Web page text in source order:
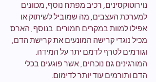
נוירוטוקסינים, רכיב מפתח נוסף, מכוונים
למערכת העצבים, מה שמוביל לשיתוק או
אפילו למוות במקרים חמורים. בנוסף, הארס
מכיל נוגדי קרישה המונעים את קרישת הדם,
וגורמים לטרף לדמם יתר על המידה.
המורגינים גם נוכחים, אשר פוגעים בכלי
הדם ותורמים עוד יותר לדימום.